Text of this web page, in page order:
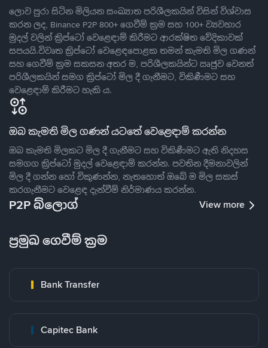
ලොව පුරා සිටින මිලියන සංඛ්‍යාත පරිශීලකයින් විසින් විශ්වාස
කරන ලද, Binance P2P 800+ ගෙවීම් ක්‍රම සහ 100+ ව්‍යවහාර
මුදල් වලින් ක්‍රිප්ටෝ වෙළෙඳාම් කිරීමට ආරක්ෂිත වේදිකාවක්
සපයයි.විවෘත ක්‍රිප්ටෝ වෙළෙඳපොළක තමන් කැමති මිල ගණන්
සහ ගෙවීම් ක්‍රම සකසන අතර ම, පරිශීලකයින්ට ඍජුව වෙනත්
පරිශීලකයින් සමග ක්‍රිප්ටෝ මිල දී ගැනීමට, විකිණීමට සහ
වෙළෙඳාම් කිරීමට හැකි ය.
ඔබ කැමති මිල ගණන් යටතේ වෙළෙඳාම් කරන්න
ඔබ කැමති මිලකට මිල දී ගැනීමට සහ විකිණීමට ඇති නිදහස
සමගග ක්‍රිප්ටෝ මුදල් වෙළෙඳාම් කරන්න. පවතින දීමනාවලින්
මිල දී ගන්න හෝ විකුණන්න, නැතහොත් ඔබේ ම මිල සකස්
කරගැනීමට වෙළෙඳ දැන්වීම් නිර්මාණය කරන්න.
P2P බ්ලොග් View more
ප්‍රමුඛ ගෙවීම් ක්‍රම
Bank Transfer
Capitec Bank